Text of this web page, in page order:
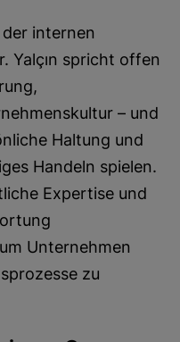
internen
Yalçın spricht offen
– und
Haltung und
Handeln spielen.
Expertise und
Unternehmen
zu